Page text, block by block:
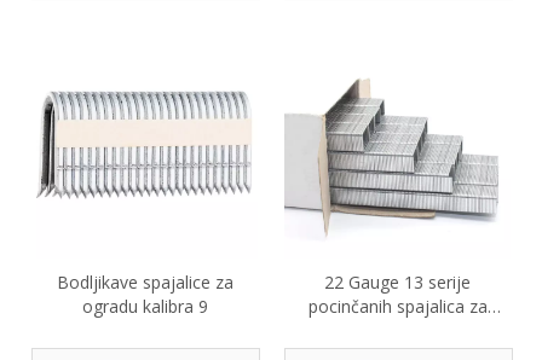
Bodljikave spajalice za
ogradu kalibra 9
22 Gauge 13 serije
pocinčanih spajalica za